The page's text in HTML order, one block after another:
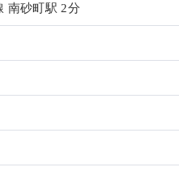
南砂町駅 2分